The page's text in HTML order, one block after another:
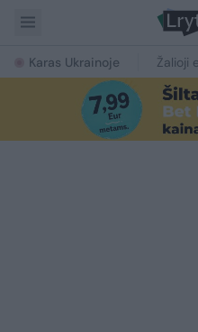
Karas Ukrainoje Žalioji